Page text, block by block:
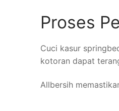
Proses
Cuci kasur
kotoran dapat
Allbersih